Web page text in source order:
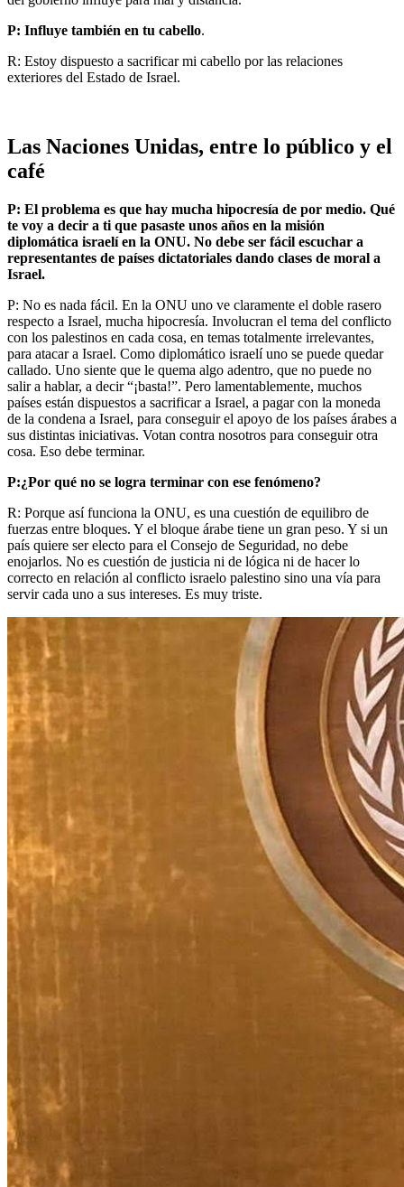
P: Influye también en tu cabello.
R: Estoy dispuesto a sacrificar mi cabello por las relaciones
exteriores del Estado de Israel.
Las Naciones Unidas, entre lo público y el
café
P: El problema es que hay mucha hipocresía de por medio. Qué
te voy a decir a ti que pasaste unos años en la misión
diplomática israelí en la ONU. No debe ser fácil escuchar a
representantes de países dictatoriales dando clases de moral a
Israel.
P: No es nada fácil. En la ONU uno ve claramente el doble rasero
respecto a Israel, mucha hipocresía. Involucran el tema del conflicto
con los palestinos en cada cosa, en temas totalmente irrelevantes,
para atacar a Israel. Como diplomático israelí uno se puede quedar
callado. Uno siente que le quema algo adentro, que no puede no
salir a hablar, a decir “¡basta!”. Pero lamentablemente, muchos
países están dispuestos a sacrificar a Israel, a pagar con la moneda
de la condena a Israel, para conseguir el apoyo de los países árabes a
sus distintas iniciativas. Votan contra nosotros para conseguir otra
cosa. Eso debe terminar.
P:¿Por qué no se logra terminar con ese fenómeno?
R: Porque así funciona la ONU, es una cuestión de equilibro de
fuerzas entre bloques. Y el bloque árabe tiene un gran peso. Y si un
país quiere ser electo para el Consejo de Seguridad, no debe
enojarlos. No es cuestión de justicia ni de lógica ni de hacer lo
correcto en relación al conflicto israelo palestino sino una vía para
servir cada uno a sus intereses. Es muy triste.